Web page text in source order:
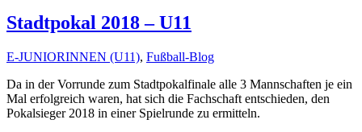
Stadtpokal 2018 – U11
E-JUNIORINNEN (U11), Fußball-Blog
Da in der Vorrunde zum Stadtpokalfinale alle 3 Mannschaften je ein
Mal erfolgreich waren, hat sich die Fachschaft entschieden, den
Pokalsieger 2018 in einer Spielrunde zu ermitteln.